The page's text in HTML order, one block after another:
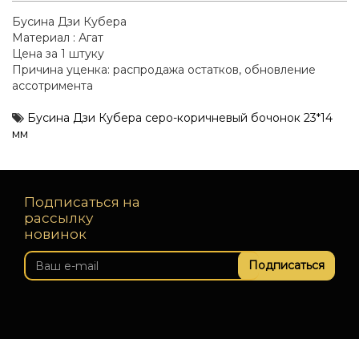
Бусина Дзи Кубера
Материал : Агат
Цена за 1 штуку
Причина уценка: распродажа остатков, обновление
ассотримента
Бусина Дзи Кубера серо-коричневый бочонок 23*14
мм
Подписаться на
рассылку
новинок
Подписаться